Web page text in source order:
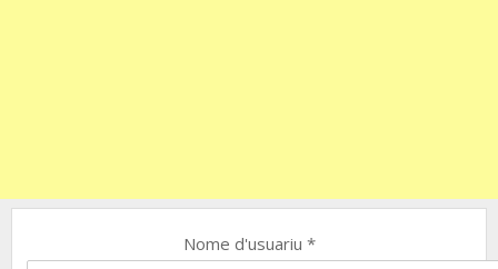
Nome d'usuariu *